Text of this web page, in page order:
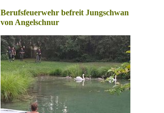
Berufsfeuerwehr befreit Jungschwan
von Angelschnur